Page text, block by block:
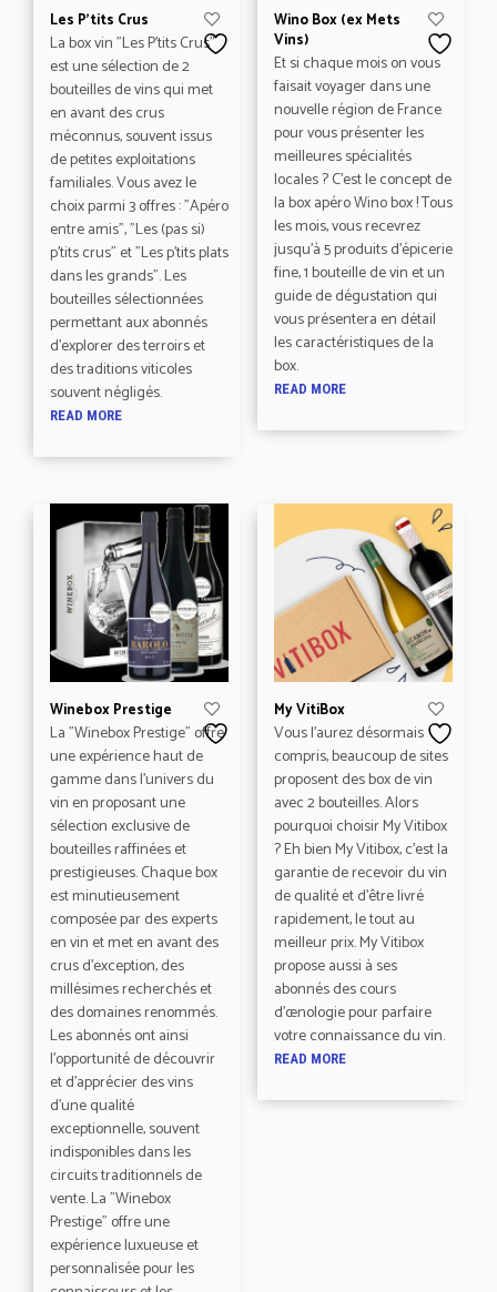
Les P’tits Crus
La box vin "Les P’tits Crus"
est une sélection de 2
bouteilles de vins qui met
en avant des crus
méconnus, souvent issus
de petites exploitations
familiales. Vous avez le
choix parmi 3 offres : "Apéro
entre amis", "Les (pas si)
p'tits crus" et "Les p'tits plats
dans les grands". Les
bouteilles sélectionnées
permettant aux abonnés
d'explorer des terroirs et
des traditions viticoles
souvent négligés.
READ MORE
Wino Box (ex Mets
Vins)
Et si chaque mois on vous
faisait voyager dans une
nouvelle région de France
pour vous présenter les
meilleures spécialités
locales ? C’est le concept de
la box apéro Wino box ! Tous
les mois, vous recevrez
jusqu’à 5 produits d’épicerie
fine, 1 bouteille de vin et un
guide de dégustation qui
vous présentera en détail
les caractéristiques de la
box.
READ MORE
Winebox Prestige
La "Winebox Prestige" offre
une expérience haut de
gamme dans l'univers du
vin en proposant une
sélection exclusive de
bouteilles raffinées et
prestigieuses. Chaque box
est minutieusement
composée par des experts
en vin et met en avant des
crus d'exception, des
millésimes recherchés et
des domaines renommés.
Les abonnés ont ainsi
l'opportunité de découvrir
et d'apprécier des vins
d'une qualité
exceptionnelle, souvent
indisponibles dans les
circuits traditionnels de
vente. La "Winebox
Prestige" offre une
expérience luxueuse et
personnalisée pour les
My VitiBox
Vous l’aurez désormais
compris, beaucoup de sites
proposent des box de vin
avec 2 bouteilles. Alors
pourquoi choisir My Vitibox
? Eh bien My Vitibox, c’est la
garantie de recevoir du vin
de qualité et d’être livré
rapidement, le tout au
meilleur prix. My Vitibox
propose aussi à ses
abonnés des cours
d'œnologie pour parfaire
votre connaissance du vin.
READ MORE